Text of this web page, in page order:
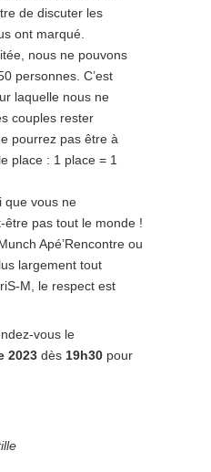
de discuter les
ont marqué.
nous ne pouvons
personnes. C’est
laquelle nous ne
couples rester
pourrez pas être à
place : 1 place = 1
que vous ne
être pas tout le monde !
Apé’Rencontre ou
largement tout
M, le respect est
vous le
2023 dès 19h30 pour